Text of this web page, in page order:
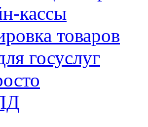
кассы
товаров
госуслуг